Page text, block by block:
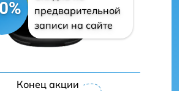
предварительной
записи на сайте
Конец акции